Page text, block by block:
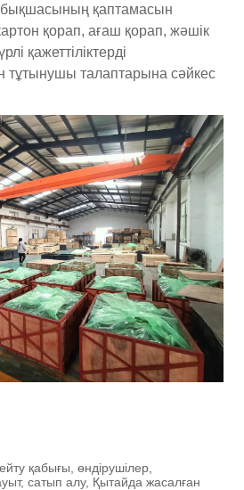
қаптамасын
қорап, ағаш қорап, жәшік
қажеттіліктерді
тұтынушы талаптарына сәйкес
қабығы, өндірушілер,
сатып алу, Қытайда жасалған